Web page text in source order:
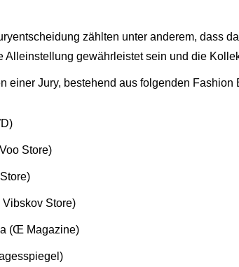
zählten unter anderem, dass
Alleinstellung gewährleistet sein und die
einer Jury, bestehend aus folgenden Fashion
Store)
Store)
(Œ Magazine)